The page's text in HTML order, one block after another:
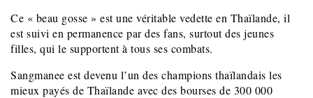
Ce « beau gosse » est une véritable vedette en Thaïlande, il
est suivi en permanence par des fans, surtout des jeunes
filles, qui le supportent à tous ses combats.
Sangmanee est devenu l’un des champions thaïlandais les
mieux payés de Thaïlande avec des bourses de 300 000